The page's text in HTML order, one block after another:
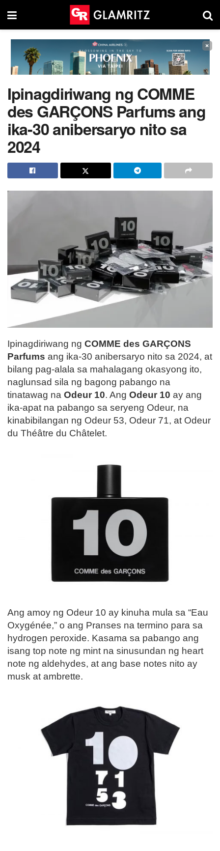
×
Ipinagdiriwang ng COMME
des GARÇONS Parfums ang
ika-30 anibersaryo nito sa
2024
Ipinagdiriwang ng COMME des GARÇONS
Parfums ang ika-30 anibersaryo nito sa 2024, at
bilang pag-alala sa mahalagang okasyong ito,
naglunsad sila ng bagong pabango na
tinatawag na Odeur 10. Ang Odeur 10 ay ang
ika-apat na pabango sa seryeng Odeur, na
kinabibilangan ng Odeur 53, Odeur 71, at Odeur
du Théâtre du Châtelet.
Ang amoy ng Odeur 10 ay kinuha mula sa “Eau
Oxygénée,” o ang Pranses na termino para sa
hydrogen peroxide. Kasama sa pabango ang
isang top note ng mint na sinusundan ng heart
note ng aldehydes, at ang base notes nito ay
musk at ambrette.